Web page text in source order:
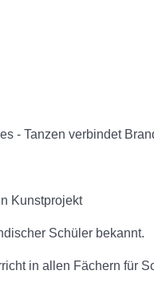
- Tanzen verbindet
Kunstprojekt
Schüler bekannt.
in allen Fächern für